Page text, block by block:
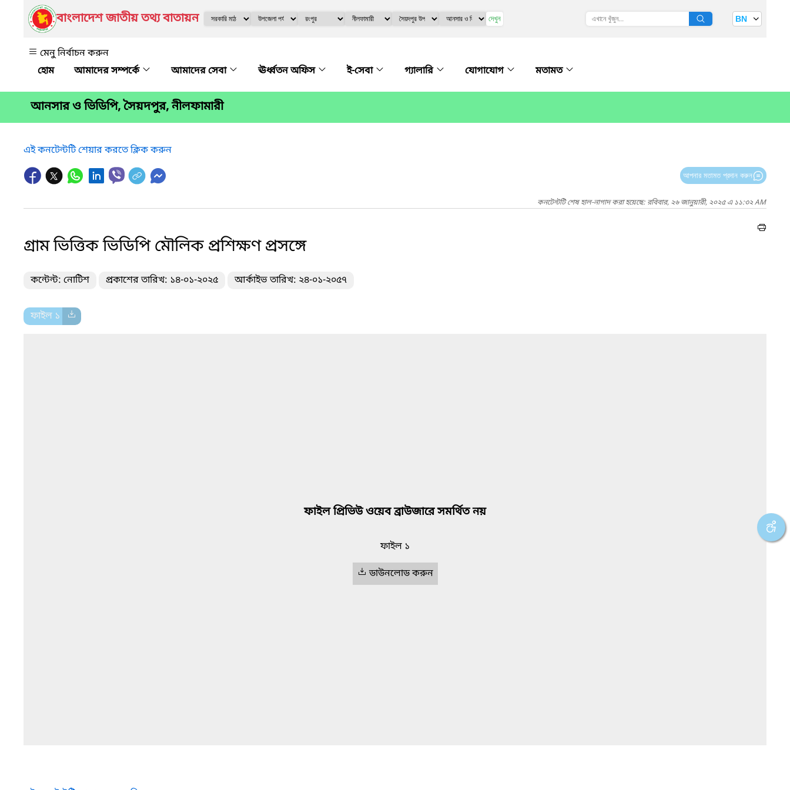
বাংলাদেশ জাতীয় তথ্য বাতায়ন দেখুন BN
মেনু নির্বাচন করুন
আমাদের সম্পর্কে
আমাদের সেবা ঊর্ধ্বতন অফিস ই-সেবা গ্যালারি যোগাযোগ মতামত
আনসার ও ভিডিপি, সৈয়দপুর, নীলফামারী
এই কনটেন্টটি শেয়ার করতে ক্লিক করুন
আপনার মতামত প্রদান করুন
কনটেন্টটি শেষ হাল-নাগাদ করা হয়েছে: রবিবার, ২৬ জানুয়ারী, ২০২৫ এ ১১:৩২ AM
গ্রাম ভিত্তিক ভিডিপি মৌলিক প্রশিক্ষণ প্রসঙ্গে
কন্টেন্ট: নোটিশ প্রকাশের তারিখ: ১৪-০১-২০২৫ আর্কাইভ তারিখ: ২৪-০১-২০৫৭
ফাইল ১
ফাইল প্রিভিউ ওয়েব ব্রাউজারে সমর্থিত নয়
ফাইল ১
ডাউনলোড করুন